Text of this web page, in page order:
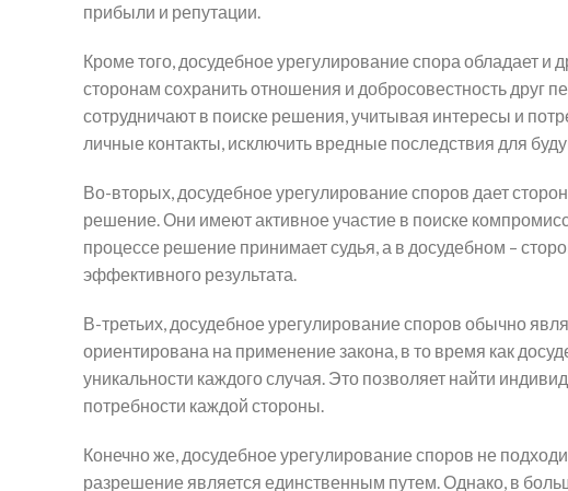
прибыли и репутации.
Кроме того, досудебное урегулирование спора обладает
сторонам сохранить отношения и добросовестность друг
сотрудничают в поиске решения, учитывая интересы и
личные контакты, исключить вредные последствия для
Во-вторых, досудебное урегулирование споров дает
решение. Они имеют активное участие в поиске
процессе решение принимает судья, а в досудебном –
эффективного результата.
В-третьих, досудебное урегулирование споров обычно
ориентирована на применение закона, в то время как
уникальности каждого случая. Это позволяет найти
потребности каждой стороны.
Конечно же, досудебное урегулирование споров не
разрешение является единственным путем. Однако, в